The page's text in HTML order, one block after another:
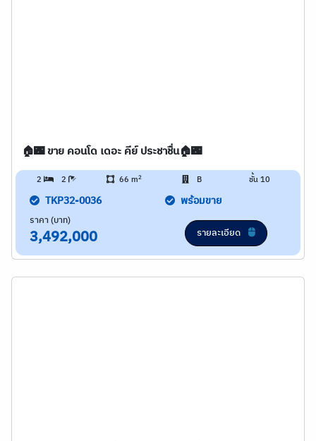
🏠🌃 ขาย คอนโด เดอะ คีย์ ประชาชื่น🏠🌃
2 2 66 m2 B ชั้น 10
TKP32-0036 พร้อมขาย
ราคา (บาท)
3,492,000 รายละเอียด